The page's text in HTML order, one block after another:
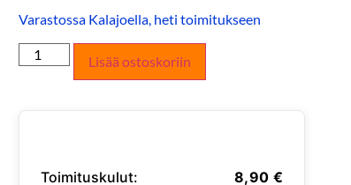
Varastossa Kalajoella, heti toimitukseen
Lisää ostoskoriin
Toimituskulut: 8,90 €